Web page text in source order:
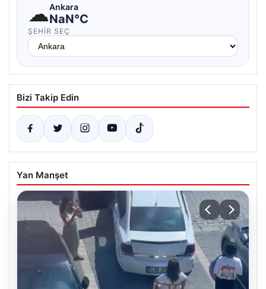
☁Ankara
NaN°C
ŞEHIR SEÇ
Bizi Takip Edin
Yan Manşet